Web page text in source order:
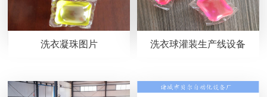
洗衣凝珠图片 洗衣球灌装生产线设备